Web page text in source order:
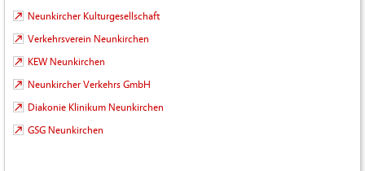
Neunkircher Kulturgesellschaft
Verkehrsverein Neunkirchen
KEW Neunkirchen
Neunkircher Verkehrs GmbH
Diakonie Klinikum Neunkirchen
GSG Neunkirchen